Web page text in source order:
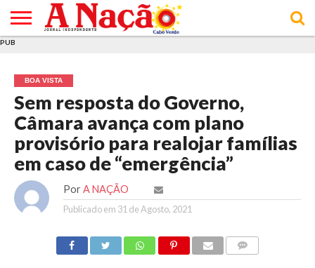
E DE
COOKIES
DE
UTILIZAÇÃO
PUB
BOA VISTA
Sem resposta do Governo,
Câmara avança com plano
provisório para realojar famílias
em caso de “emergência”
Por A NAÇÃO
Publicado em 31 de Agosto, 2021